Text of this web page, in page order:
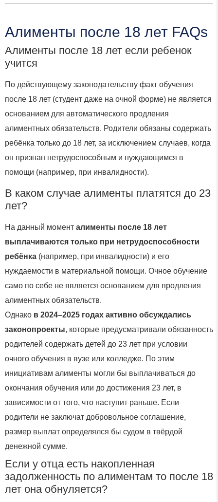
Алименты после 18 лет FAQs
Алименты после 18 лет если ребенок
учится
По действующему законодательству факт обучения
после 18 лет (студент даже на очной форме) не является
основанием для автоматического продления
алиментных обязательств. Родители обязаны содержать
ребёнка только до 18 лет, за исключением случаев, когда
он признан нетрудоспособным и нуждающимся в
помощи (например, при инвалидности).
В каком случае алименты платятся до 23
лет?
На данный момент алименты после 18 лет
выплачиваются только при нетрудоспособности
ребёнка (например, при инвалидности) и его
нуждаемости в материальной помощи. Очное обучение
само по себе не является основанием для продления
алиментных обязательств.
Однако в 2024–2025 годах активно обсуждались
законопроекты, которые предусматривали обязанность
родителей содержать детей до 23 лет при условии
очного обучения в вузе или колледже. По этим
инициативам алименты могли бы выплачиваться до
окончания обучения или до достижения 23 лет, в
зависимости от того, что наступит раньше. Если
родители не заключат добровольное соглашение,
размер выплат определялся бы судом в твёрдой
денежной сумме.
Если у отца есть накопленная
задолженность по алиментам то после 18
лет она обнуляется?